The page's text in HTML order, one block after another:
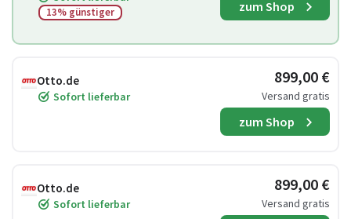
13% günstiger zum Shop
Otto.de
Sofort lieferbar
899,00 €
Versand gratis
zum Shop
Otto.de
Sofort lieferbar
899,00 €
Versand gratis